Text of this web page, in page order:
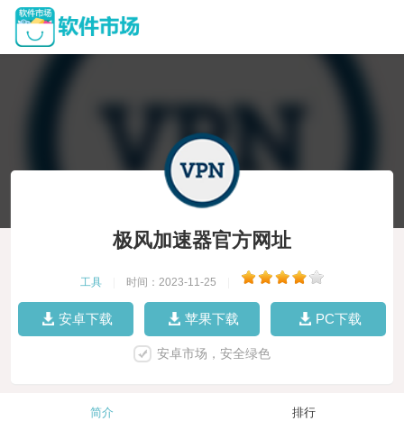
极风加速器官方网址
工具 时间：2023-11-25
安卓下载 苹果下载 PC下载
安卓市场，安全绿色
简介 排行